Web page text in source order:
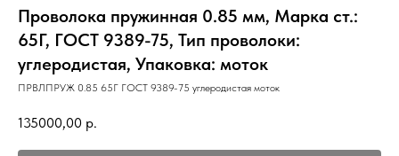
Проволока пружинная 0.85 мм, Марка ст.:
65Г, ГОСТ 9389-75, Тип проволоки:
углеродистая, Упаковка: моток
ПРВЛПРУЖ 0.85 65Г ГОСТ 9389-75 углеродистая моток
135000,00 р.